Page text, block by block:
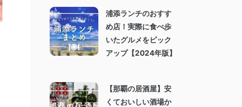
浦添ランチのおすす
め店！実際に食べ歩
いたグルメをピック
アップ【2024年版】
【那覇の居酒屋】安
くておいしい酒場か